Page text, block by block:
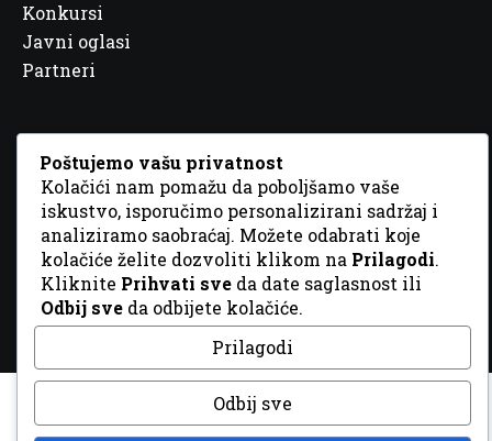
Konkursi
Javni oglasi
Partneri
© 2026 Sva prava zadržana. DizajnGordonDM
Poštujemo vašu privatnost
Kolačići nam pomažu da poboljšamo vaše
iskustvo, isporučimo personalizirani sadržaj i
analiziramo saobraćaj. Možete odabrati koje
kolačiće želite dozvoliti klikom na Prilagodi.
Kliknite Prihvati sve da date saglasnost ili
Odbij sve da odbijete kolačiće.
Prilagodi
Odbij sve